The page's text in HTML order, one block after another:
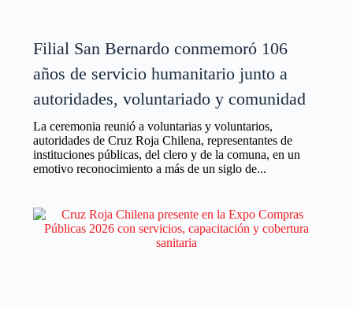
Filial San Bernardo conmemoró 106
años de servicio humanitario junto a
autoridades, voluntariado y comunidad
La ceremonia reunió a voluntarias y voluntarios,
autoridades de Cruz Roja Chilena, representantes de
instituciones públicas, del clero y de la comuna, en un
emotivo reconocimiento a más de un siglo de...